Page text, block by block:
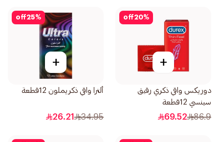
20%
off
+
دوريكس واقي ذكري رقيق
سينسي 12قطعة
86.9
69.52
25%
off
+
ألترا واقي ذكريملون 12قطعة
34.95
26.21